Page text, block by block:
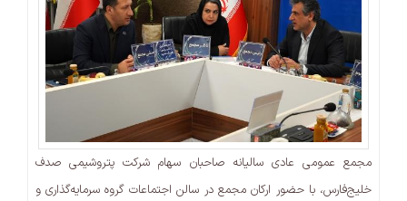
مجمع عمومی عادی سالیانه صاحبان سهام شرکت پتروشیمی صدف
خلیج‌فارس، با حضور ارکان مجمع در سالن اجتماعات گروه سرمایه‌گذاری و